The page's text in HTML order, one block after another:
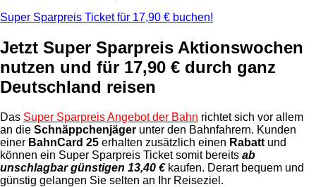
Super Sparpreis Ticket für 17,90 € buchen!
Jetzt Super Sparpreis Aktionswochen
nutzen und für 17,90 € durch ganz
Deutschland reisen
Das Super Sparpreis Angebot der Bahn richtet sich vor allem
an die Schnäppchenjäger unter den Bahnfahrern. Kunden
einer BahnCard 25 erhalten zusätzlich einen Rabatt und
können ein Super Sparpreis Ticket somit bereits ab
unschlagbar günstigen 13,40 €kaufen. Derart bequem und
günstig gelangen Sie selten an Ihr Reiseziel.